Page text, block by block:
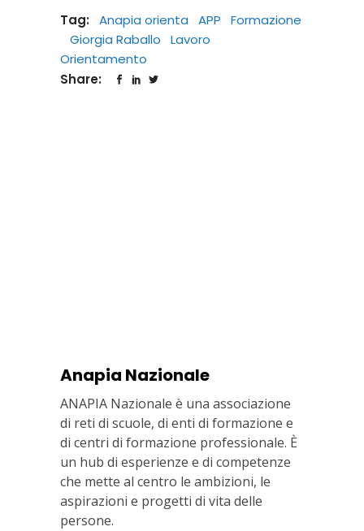
Tag: Anapia orienta APP
Formazione
Giorgia Raballo
Lavoro
Orientamento
Share:
Anapia Nazionale
ANAPIA Nazionale è una associazione
di reti di scuole, di enti di formazione e
di centri di formazione professionale. È
un hub di esperienze e di competenze
che mette al centro le ambizioni, le
aspirazioni e progetti di vita delle
persone.